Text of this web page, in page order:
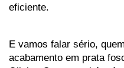
eficiente.
E vamos falar sério,
acabamento em prata